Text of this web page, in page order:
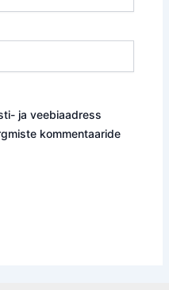
ja veebiaadress
kommentaaride